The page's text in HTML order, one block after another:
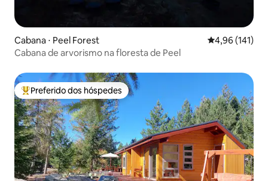
Cabana ⋅ Peel Forest 4,96 de uma
4,96 (141)
Cabana de arvorismo na floresta de Peel
Entre os melhores preferidos dos hóspedes
Preferido dos hóspedes